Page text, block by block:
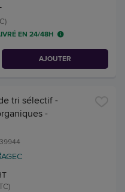
EN 24/48H
AJOUTER
tri sélectif -
-
AGEC